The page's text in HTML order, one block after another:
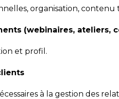
organisation, contenu
(webinaires, ateliers,
et profil.
à la gestion des